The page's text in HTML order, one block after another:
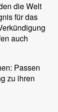
die Welt
für das
auch
Passen
zu ihren